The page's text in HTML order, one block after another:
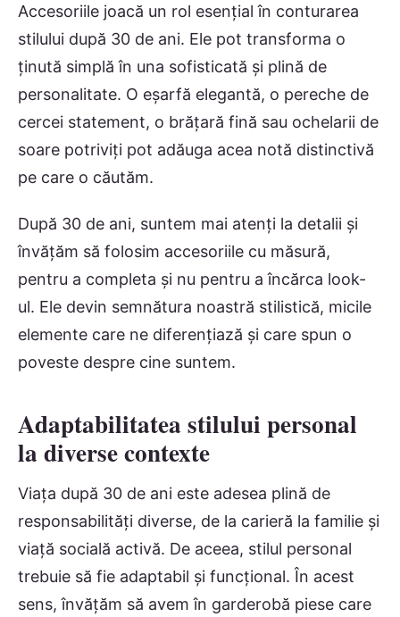
Accesoriile joacă un rol esențial în conturarea
stilului după 30 de ani. Ele pot transforma o
ținută simplă în una sofisticată și plină de
personalitate. O eșarfă elegantă, o pereche de
cercei statement, o brățară fină sau ochelarii de
soare potriviți pot adăuga acea notă distinctivă
pe care o căutăm.
După 30 de ani, suntem mai atenți la detalii și
învățăm să folosim accesoriile cu măsură,
pentru a completa și nu pentru a încărca look-
ul. Ele devin semnătura noastră stilistică, micile
elemente care ne diferențiază și care spun o
poveste despre cine suntem.
Adaptabilitatea stilului personal
la diverse contexte
Viața după 30 de ani este adesea plină de
responsabilități diverse, de la carieră la familie și
viață socială activă. De aceea, stilul personal
trebuie să fie adaptabil și funcțional. În acest
sens, învățăm să avem în garderobă piese care